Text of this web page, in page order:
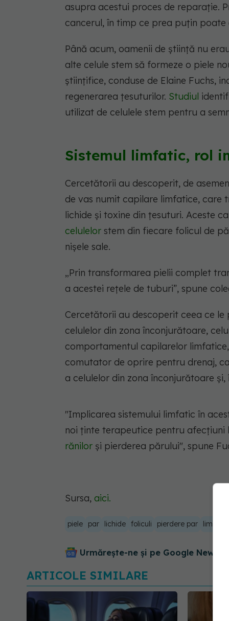
asupra acestui proces de reparație.
cancerul, în timp ce prea puțin
Până acum, oamenii de știință nu
alte celule stem să formeze o piele
științifice, conduse de Elaine Fuchs,
regenerarea țesuturilor. Studiul
utilizat de celulele stem pentru a
Sistemul limfatic, rol
Cercetătorii au descoperit, de
de vas numit capilare limfatice, care
lichide și toxine din țesuturi. Aceste
celulelor stem din fiecare folicul de
nișele sale.
„Prin transformarea pielii complet
a acestei rețele de tuburi”, spune
Cercetătorii au descoperit ceea ce
celulelor din zona înconjurătoare,
comportamentul capilarelor
comutator de oprire pentru drenaj,
a celulelor din zona înconjurătoare
"Implicarea sistemului limfatic în
noi ținte terapeutice pentru afecțiuni
rănilor și pierderea părului", spune
Sursa, aici.
piele par lichide foliculi pierdere par limfa
Urmărește-ne și pe Google News -
ARTICOLE SIMILARE